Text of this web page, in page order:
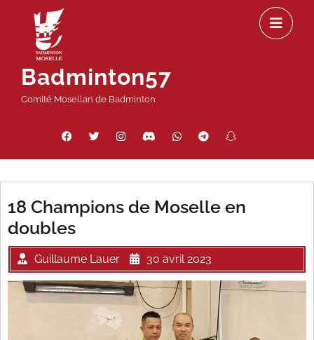
contenu
Badminton57
Comité Mosellan de Badminton
Facebook
Twitter InstagramDiscordWhatsAppTelegram
18 Champions de Moselle en
doubles
Guillaume Lauer 30 avril 2023